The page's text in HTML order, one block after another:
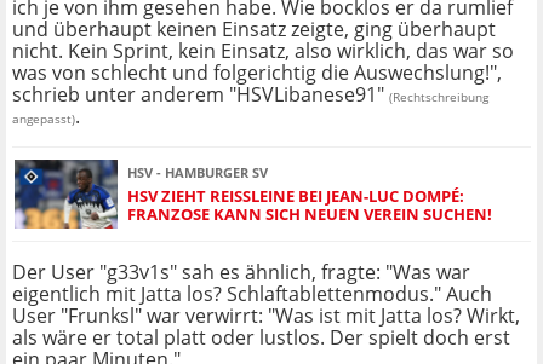
ich je von ihm gesehen habe. Wie bocklos er da rumlief
und überhaupt keinen Einsatz zeigte, ging überhaupt
nicht. Kein Sprint, kein Einsatz, also wirklich, das war so
was von schlecht und folgerichtig die Auswechslung!",
schrieb unter anderem "HSVLibanese91" (Rechtschreibung
angepasst).
HSV - HAMBURGER SV
HSV ZIEHT REISSLEINE BEI JEAN-LUC DOMPÉ: F
RANZOSE KANN SICH NEUEN VEREIN SUCHEN!
Der User "g33v1s" sah es ähnlich, fragte: "Was war
eigentlich mit Jatta los? Schlaftablettenmodus." Auch
User "Frunksl" war verwirrt: "Was ist mit Jatta los? Wirkt,
als wäre er total platt oder lustlos. Der spielt doch erst